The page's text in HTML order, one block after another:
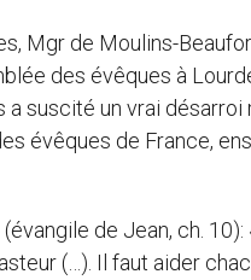
Mgr de Moulins-
des évêques à
suscité un vrai désarroi
évêques de France,
de Jean, ch. 10):
(…). Il faut aider